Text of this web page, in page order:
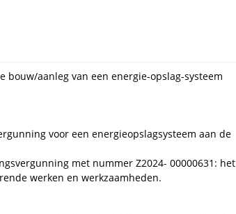
bouw/aanleg van een energie-opslag-systeem
voor een energieopslagsysteem aan de
met nummer Z2024- 00000631: het
werken en werkzaamheden.